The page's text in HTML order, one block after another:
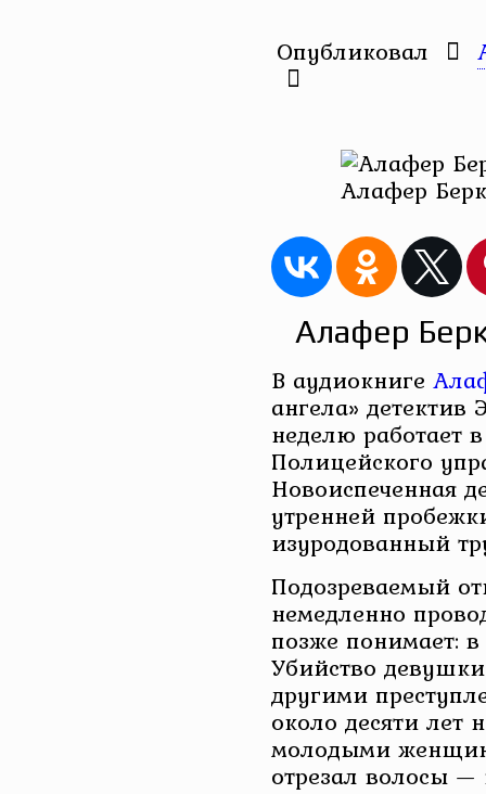
Опубликовал
Алафер
Алафер
В аудиокниге
ангела» детектив
неделю работает
Полицейского
Новоиспеченная
утренней
изуродованный
Подозреваемый
немедленно
позже понимает: в
Убийство
другими
около десяти лет
молодыми
отрезал волосы —